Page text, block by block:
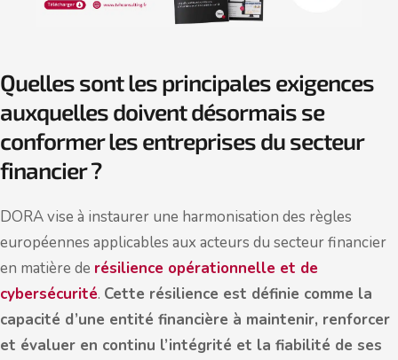
Quelles sont les principales exigences
auxquelles doivent désormais se
conformer les entreprises du secteur
financier ?
DORA vise à instaurer une harmonisation des règles
européennes applicables aux acteurs du secteur financier
en matière de résilience opérationnelle et de
cybersécurité. Cette résilience est définie comme la
capacité d’une entité financière à maintenir, renforcer
et évaluer en continu l’intégrité et la fiabilité de ses